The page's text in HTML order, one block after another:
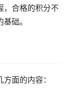
，合格的积分不
础。
面的内容：